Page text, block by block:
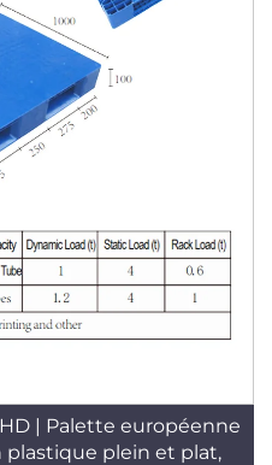
| Palette européenne
plein et plat,